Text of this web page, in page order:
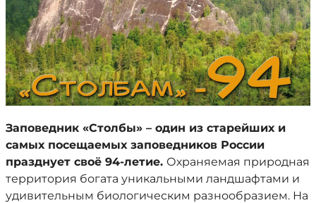
Заповедник «Столбы» – один из старейших и
самых посещаемых заповедников России
празднует своё 94-летие. Охраняемая природная
территория богата уникальными ландшафтами и
удивительным биологическим разнообразием. На